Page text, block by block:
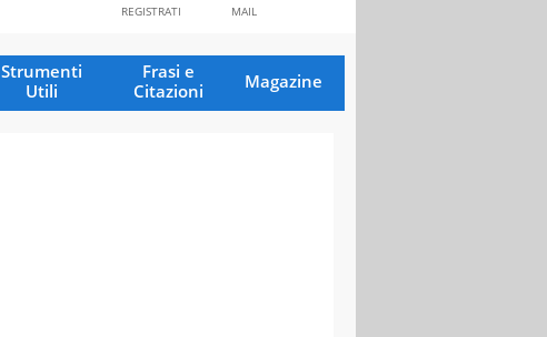
MAIL
REGISTRATI
Strumenti
Utili
Frasi e
Citazioni
Magazine